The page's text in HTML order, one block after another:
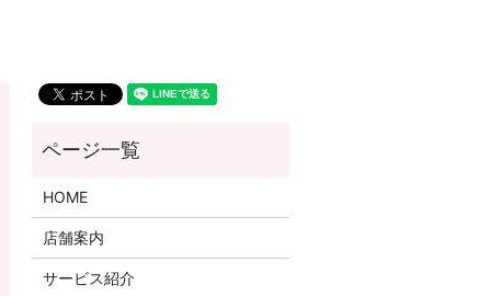
HOME
店舗案内
サービス紹介